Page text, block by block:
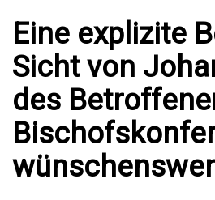
Eine explizite
Sicht von
des